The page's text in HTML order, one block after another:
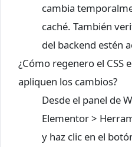
cambia
caché. También
del backend estén
¿Cómo regenero el CSS
apliquen los cambios?
Desde el panel de
Elementor >
y haz clic en el